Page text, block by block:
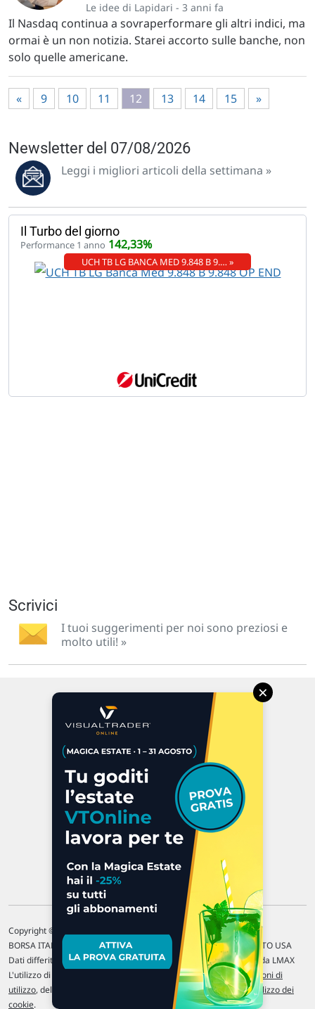
Le idee di Lapidari - 3 anni fa
Il Nasdaq continua a sovraperformare gli altri indici, ma
ormai è un non notizia. Starei accorto sulle banche, non
solo quelle americane.
« 9 10 11 12 13 14 15 »
Newsletter del 07/08/2026
Leggi i migliori articoli della settimana »
Il Turbo del giorno
Performance 1 anno 142,33%
UCH TB LG BANCA MED 9.848 B 9.… »
Scrivici
I tuoi suggerimenti per noi sono preziosi e
molto utili! »
Via Macanno, 38/A
P.IVA 02 452 460 401
Chi siamo
Commenti e segnalazioni
Contattaci
Copyright © 1996-2026 Traderlink Italia s.r.l.
BORSA ITALIANA Quotazioni di borsa differite di 15 min. / MERCATO USA
Dati differiti di 15 min. (fonte Intrinio) / FOREX Quotazioni fornite da LMAX
L'utilizzo di questo sito implica l'accettazione delle nostreCondizioni di
utilizzo, del Politiche sulla privacye dell'Utilizzo dei
cookie.
×